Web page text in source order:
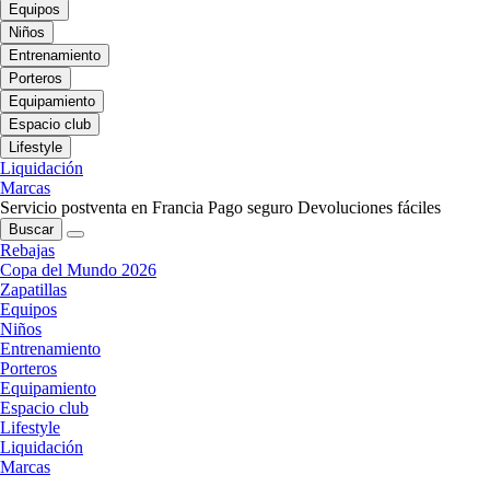
Equipos
Niños
Entrenamiento
Porteros
Equipamiento
Espacio club
Lifestyle
Liquidación
Marcas
Servicio postventa en Francia Pago seguro Devoluciones fáciles
Buscar
Rebajas
Copa del Mundo 2026
Zapatillas
Equipos
Niños
Entrenamiento
Porteros
Equipamiento
Espacio club
Lifestyle
Liquidación
Marcas